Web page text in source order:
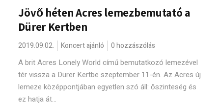
Jövő héten Acres lemezbemutató a
Dürer Kertben
2019.09.02. Koncert ajánló 0 hozzászólás
A brit Acres Lonely World című bemutatkozó lemezével
tér vissza a Dürer Kertbe szeptember 11-én. Az Acres új
lemeze középpontjában egyetlen szó áll: őszinteség és
ez hatja át...